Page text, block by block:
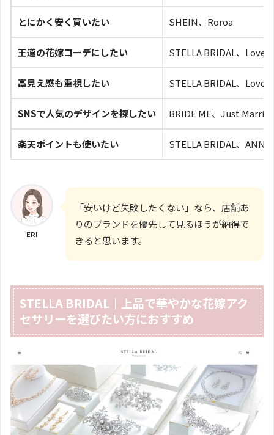
とにかく安く買いたい SHEIN、Roroa
王道の花嫁コーデにしたい STELLA BRIDAL、Love
高見え感も重視したい STELLA BRIDAL、Love
SNSで人気のデザインを探したい BRIDE ME、Just
楽天ポイントも使いたい STELLA BRIDAL、
ERI
「安いけど失敗したくない」なら、店舗あ
りのブランドを優先して見るほうが納得で
きると思います。
STELLA BRIDAL｜上品で華やかな花嫁アク
セサリーを選びたい方におすすめ